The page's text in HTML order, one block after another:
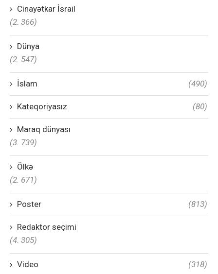
Cinayətkar İsrail
(2. 366)
Dünya
(2. 547)
İslam (490)
Kateqoriyasız (80)
Maraq dünyası
(3. 739)
Ölkə
(2. 671)
Poster (813)
Redaktor seçimi
(4. 305)
Video (318)